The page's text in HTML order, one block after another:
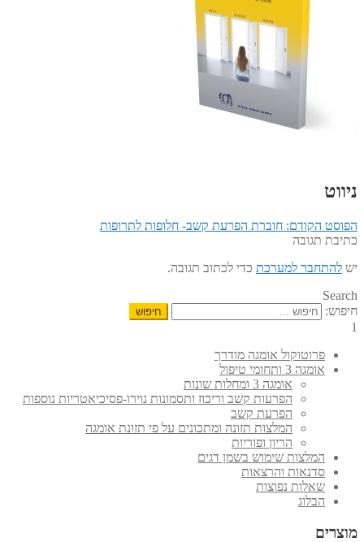
ניווט
הפוסט הקודם: חוברת הפרעת קשב- חלופות לתרופות
כתיבת תגובה
יש להתחבר למערכת כדי לכתוב תגובה.
Search
חיפוש:
1
פרוטוקול אומגה מודרך
אומגה 3 ותחומי טיפול
אומגה 3 ומחלות שונות
הפרעות קשב וריכוז ותסמונות נוירו-פסיכיאטריות נוספות
הפרעת קשב
המלצות תזונה ומתכונים על פי תזונת אומגה
הריון ופוריות
המלצות שימוש בשמן דגים
סדנאות והרצאות
שאלות נפוצות
הבלוג
מוצרים